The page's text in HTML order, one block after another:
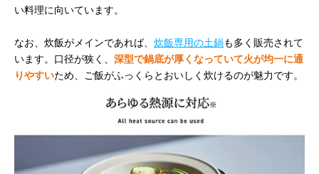
い料理に向いています。
なお、炊飯がメインであれば、 炊飯専用の土鍋も多く販売されて
います。口径が狭く、 深型で鍋底が厚くなっていて火が均一に通
りやすいため、ご飯がふっくらとおいしく炊けるのが魅力です。